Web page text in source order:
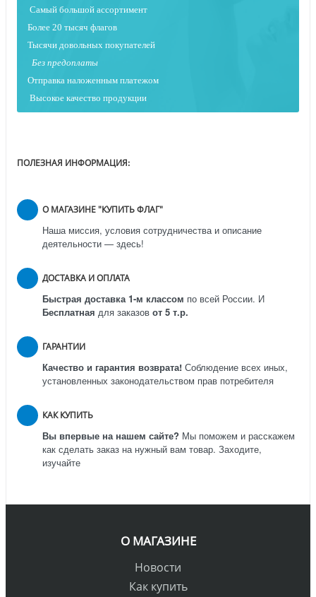
Самый большой ассортимент
Более 20 тысяч флагов
Тысячи довольных покупателей
Без предоплаты
Отправка наложенным платежом
Высокое качество продукции
ПОЛЕЗНАЯ ИНФОРМАЦИЯ:
О МАГАЗИНЕ "КУПИТЬ ФЛАГ"
Наша миссия, условия сотрудничества и описание
деятельности — здесь!
ДОСТАВКА И ОПЛАТА
Быстрая доставка 1-м классом по всей России. И
Бесплатная для заказов от 5 т.р.
ГАРАНТИИ
Качество и гарантия возврата! Соблюдение всех иных,
установленных законодательством прав потребителя
КАК КУПИТЬ
Вы впервые на нашем сайте? Мы поможем и расскажем
как сделать заказ на нужный вам товар. Заходите,
изучайте
О МАГАЗИНЕ
Новости
Как купить